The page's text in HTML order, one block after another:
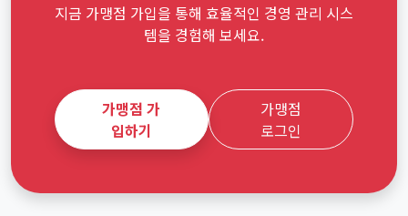
지금 가맹점 가입을 통해 효율적인 경영 관리 시스
템을 경험해 보세요.
가맹점 가
입하기
가맹점
로그인